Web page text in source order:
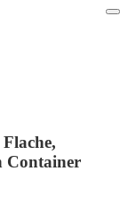
Container